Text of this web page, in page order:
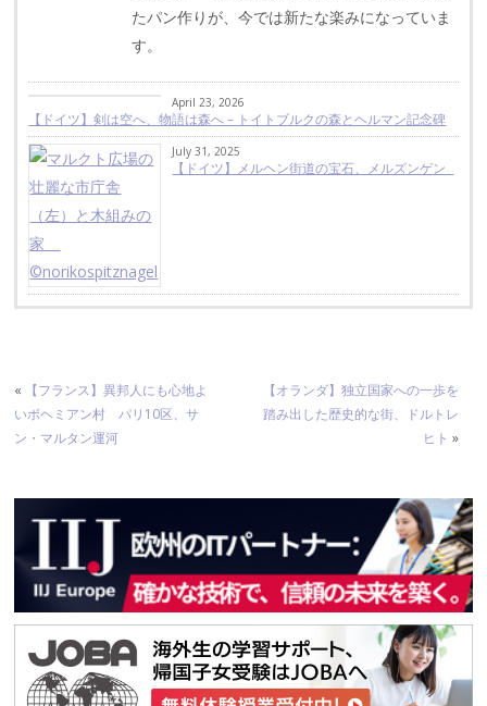
たパン作りが、今では新たな楽みになっていま
す。
April 23, 2026
【ドイツ】剣は空へ、物語は森へ – トイトブルクの森とヘルマン記念碑
July 31, 2025
【ドイツ】メルヘン街道の宝石、メルズンゲン
«
【フランス】異邦人にも心地よ
いボヘミアン村 パリ10区、サ
ン・マルタン運河
【オランダ】独立国家への一歩を
踏み出した歴史的な街、ドルトレ
ヒト »